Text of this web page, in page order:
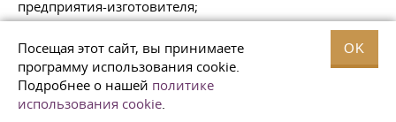
Посещая этот сайт, вы принимаете
программу использования cookie.
Подробнее о нашей политике
использования cookie.
OK
предприятия-изготовителя;
условное обозначение проволоки;
результаты проведенных испытаний;